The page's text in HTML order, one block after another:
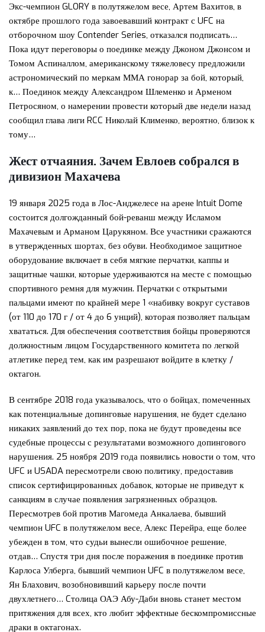
Экс-чемпион GLORY в полутяжелом весе, Артем Вахитов, в
октябре прошлого года завоевавший контракт с UFC на
отборочном шоу Contender Series, отказался подписать…
Пока идут переговоры о поединке между Джоном Джонсом и
Томом Аспиналлом, американскому тяжеловесу предложили
астрономический по меркам ММА гонорар за бой, который,
к… Поединок между Александром Шлеменко и Арменом
Петросяном, о намерении провести который две недели назад
сообщил глава лиги RCC Николай Клименко, вероятно, близок к
тому…
Жест отчаяния. Зачем Евлоев собрался в
дивизион Махачева
19 января 2025 года в Лос-Анджелесе на арене Intuit Dome
состоится долгожданный бой-реванш между Исламом
Махачевым и Арманом Царукяном. Все участники сражаются
в утвержденных шортах, без обуви. Необходимое защитное
оборудование включает в себя мягкие перчатки, каппы и
защитные чашки, которые удерживаются на месте с помощью
спортивного ремня для мужчин. Перчатки с открытыми
пальцами имеют по крайней мере 1 «набивку вокруг суставов
(от 110 до 170 г / от 4 до 6 унций), которая позволяет пальцам
хвататься. Для обеспечения соответствия бойцы проверяются
должностным лицом Государственного комитета по легкой
атлетике перед тем, как им разрешают войдите в клетку /
октагон.
В сентябре 2018 года указывалось, что о бойцах, помеченных
как потенциальные допинговые нарушения, не будет сделано
никаких заявлений до тех пор, пока не будут проведены все
судебные процессы с результатами возможного допингового
нарушения. 25 ноября 2019 года появились новости о том, что
UFC и USADA пересмотрели свою политику, предоставив
список сертифицированных добавок, которые не приведут к
санкциям в случае появления загрязненных образцов.
Пересмотрев бой против Магомеда Анкалаева, бывший
чемпион UFC в полутяжелом весе, Алекс Перейра, еще более
убежден в том, что судьи вынесли ошибочное решение,
отдав… Спустя три дня после поражения в поединке против
Карлоса Улберга, бывший чемпион UFC в полутяжелом весе,
Ян Блахович, возобновивший карьеру после почти
двухлетнего… Cтолица ОАЭ Абу-Даби вновь станет местом
притяжения для всех, кто любит эффектные бескомпромиссные
драки в октагонах.